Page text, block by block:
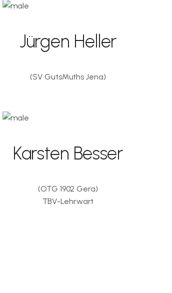
Jürgen Heller
(SV GutsMuths Jena)
Karsten Besser
(OTG 1902 Gera)
TBV-Lehrwart